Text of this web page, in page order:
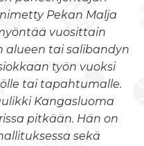
Pekan Malja
vuosittain
alueen tai salibandyn
työn vuoksi
tai tapahtumalle.
Kangasluoma
pitkään. Hän on
sekä